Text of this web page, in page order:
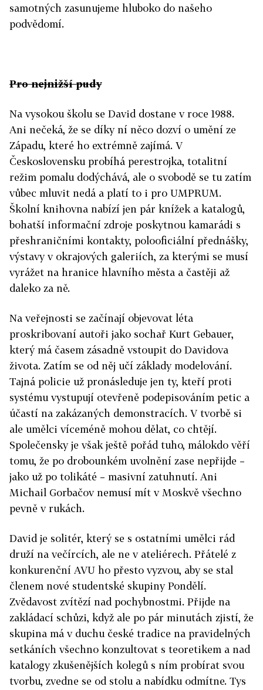
samotných zasunujeme hluboko do našeho
podvědomí.
Pro nejnižší pudy
Na vysokou školu se David dostane v roce 1988.
Ani nečeká, že se díky ní něco dozví o umění ze
Západu, které ho extrémně zajímá. V
Československu probíhá perestrojka, totalitní
režim pomalu dodýchává, ale o svobodě se tu zatím
vůbec mluvit nedá a platí to i pro UMPRUM.
Školní knihovna nabízí jen pár knížek a katalogů,
bohatší informační zdroje poskytnou kamarádi s
přeshraničními kontakty, polooficiální přednášky,
výstavy v okrajových galeriích, za kterými se musí
vyrážet na hranice hlavního města a častěji až
daleko za ně.
Na veřejnosti se začínají objevovat léta
proskribovaní autoři jako sochař Kurt Gebauer,
který má časem zásadně vstoupit do Davidova
života. Zatím se od něj učí základy modelování.
Tajná policie už pronásleduje jen ty, kteří proti
systému vystupují otevřeně podepisováním petic a
účastí na zakázaných demonstracích. V tvorbě si
ale umělci víceméně mohou dělat, co chtějí.
Společensky je však ještě pořád tuho, málokdo věří
tomu, že po drobounkém uvolnění zase nepřijde –
jako už po tolikáté – masivní zatuhnutí. Ani
Michail Gorbačov nemusí mít v Moskvě všechno
pevně v rukách.
David je solitér, který se s ostatními umělci rád
druží na večírcích, ale ne v ateliérech. Přátelé z
konkurenční AVU ho přesto vyzvou, aby se stal
členem nové studentské skupiny Pondělí.
Zvědavost zvítězí nad pochybnostmi. Přijde na
zakládací schůzi, když ale po pár minutách zjistí, že
skupina má v duchu české tradice na pravidelných
setkáních všechno konzultovat s teoretikem a nad
katalogy zkušenějších kolegů s ním probírat svou
tvorbu, zvedne se od stolu a nabídku odmítne. Tys